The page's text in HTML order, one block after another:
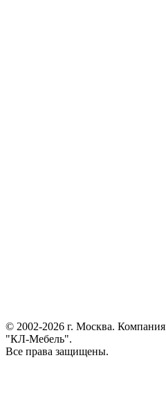
© 2002-2026 г. Москва. Компания
"КЛ-Мебель".
Все права защищены.